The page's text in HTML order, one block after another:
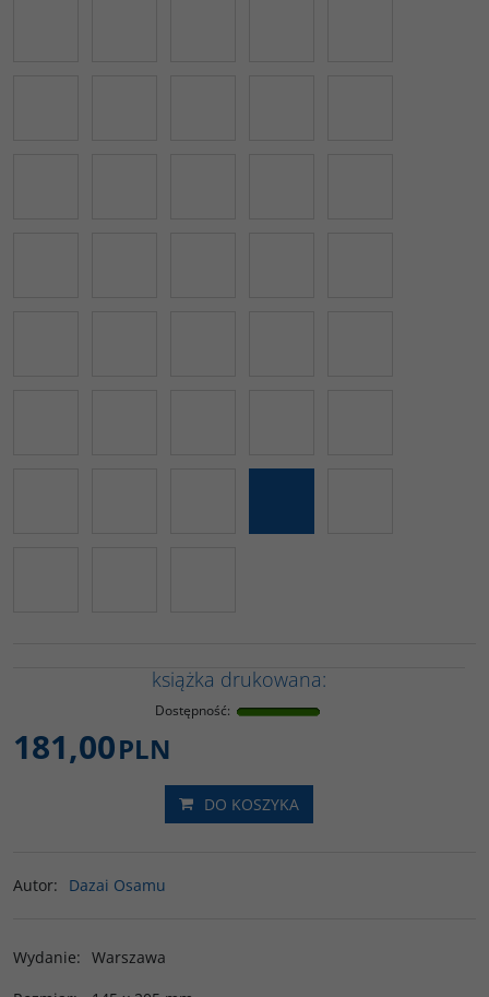
książka drukowana:
Dostępność:
181,00PLN
DO KOSZYKA
Autor: Dazai Osamu
Wydanie: Warszawa